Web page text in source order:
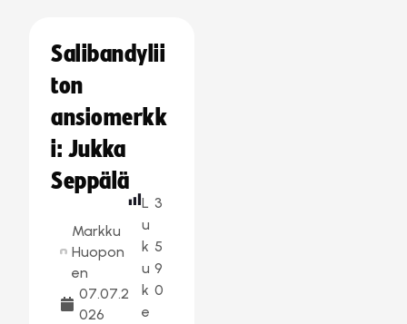
Salibandylii
ton
ansiomerkk
i: Jukka
Seppälä
Markku
Huopon
en
07.07.2
026
L
u
k
u
k
e
3
5
9
0